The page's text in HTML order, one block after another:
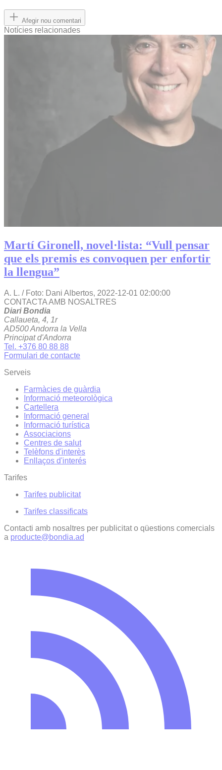
Afegir nou comentari
Notícies relacionades
Martí Gironell, novel·lista: “Vull pensar
que els premis es convoquen per enfortir
la llengua”
A. L. / Foto: Dani Albertos, 2022-12-01 02:00:00
CONTACTA AMB NOSALTRES
Diari Bondia
Callaueta, 4, 1r
AD500 Andorra la Vella
Principat d'Andorra
Tel. +376 80 88 88
Formulari de contacte
Serveis
Farmàcies de guàrdia
Informació meteorològica
Cartellera
Informació general
Informació turística
Associacions
Centres de salut
Telèfons d'interès
Enllaços d'interés
Tarifes
Tarifes publicitat
Tarifes classificats
Contacti amb nosaltres per publicitat o qüestions comercials
a producte@bondia.ad